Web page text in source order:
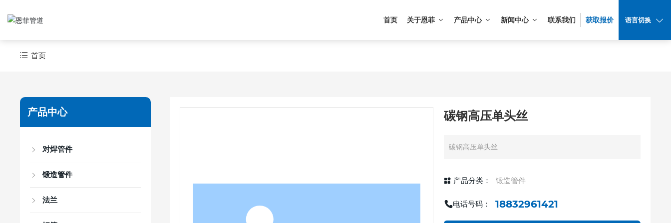
首页 关于恩菲 产品中心 新闻中心 联系我们 获取报价 语言切换
首页
产品中心
对焊管件
锻造管件
法兰
碳钢高压单头丝
碳钢高压单头丝
产品分类： 锻造管件
电话号码： 18832961421